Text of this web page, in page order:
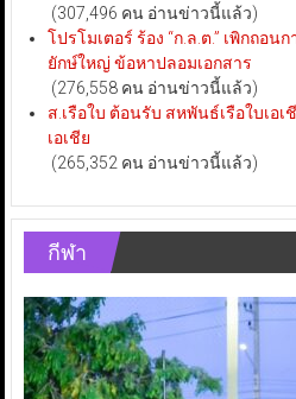
(307,496 คน อ่านข่าวนี้แล้ว)
โปรโมเตอร์ ร้อง “ก.ล.ต.” เพิกถอ
ยักษ์ใหญ่ ข้อหาปลอมเอกสาร
(276,558 คน อ่านข่าวนี้แล้ว)
ส.เรือใบ ต้อนรับ สหพันธ์เรือใบเอ
เอเชีย
(265,352 คน อ่านข่าวนี้แล้ว)
กีฬา